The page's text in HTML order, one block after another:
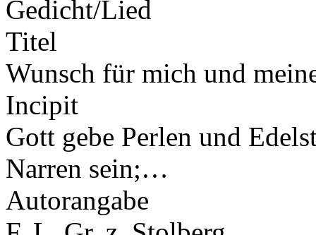
Gedicht/Lied
Titel
Wunsch für mich und
Incipit
Gott gebe Perlen und
Narren sein;…
Autorangabe